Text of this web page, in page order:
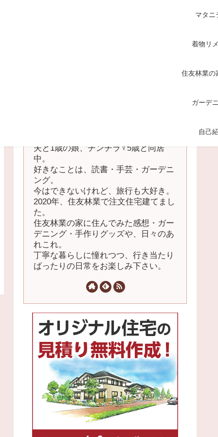
マタニ
着物リ
住友林業の
ガーデ
自己
夫と1歳の娘、チンチラ♀5歳と同居
中。
好きなことは、読書・手芸・ガーデニ
ング。
今はできないけれど、旅行も大好き。
2020年、住友林業で注文住宅建てまし
た。
住友林業の家に住んでみた感想・ガー
デニング・手作りグッズや、日々のあ
れこれ。
丁寧な暮らしに憧れつつ、行き当たり
ばったりの日常をお楽しみ下さい。